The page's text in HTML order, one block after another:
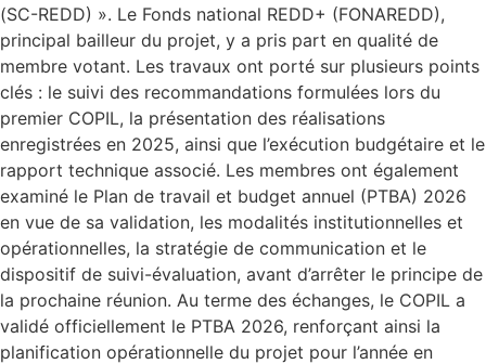
(SC-REDD) ». Le Fonds national REDD+ (FONAREDD),
principal bailleur du projet, y a pris part en qualité de
membre votant. Les travaux ont porté sur plusieurs points
clés : le suivi des recommandations formulées lors du
premier COPIL, la présentation des réalisations
enregistrées en 2025, ainsi que l’exécution budgétaire et le
rapport technique associé. Les membres ont également
examiné le Plan de travail et budget annuel (PTBA) 2026
en vue de sa validation, les modalités institutionnelles et
opérationnelles, la stratégie de communication et le
dispositif de suivi-évaluation, avant d’arrêter le principe de
la prochaine réunion. Au terme des échanges, le COPIL a
validé officiellement le PTBA 2026, renforçant ainsi la
planification opérationnelle du projet pour l’année en